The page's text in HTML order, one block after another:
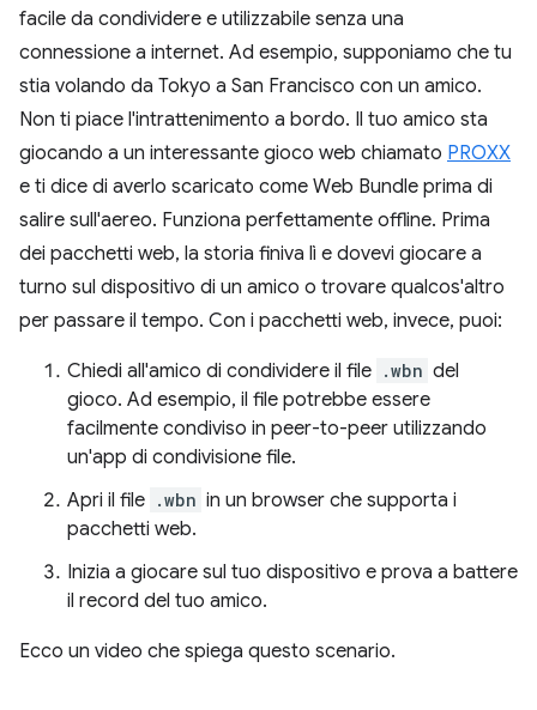
facile da condividere e utilizzabile senza una
connessione a internet. Ad esempio, supponiamo che tu
stia volando da Tokyo a San Francisco con un amico.
Non ti piace l'intrattenimento a bordo. Il tuo amico sta
giocando a un interessante gioco web chiamato PROXX
e ti dice di averlo scaricato come Web Bundle prima di
salire sull'aereo. Funziona perfettamente offline. Prima
dei pacchetti web, la storia finiva lì e dovevi giocare a
turno sul dispositivo di un amico o trovare qualcos'altro
per passare il tempo. Con i pacchetti web, invece, puoi:
Chiedi all'amico di condividere il file .wbn del
gioco. Ad esempio, il file potrebbe essere
facilmente condiviso in peer-to-peer utilizzando
un'app di condivisione file.
Apri il file .wbn in un browser che supporta i
pacchetti web.
Inizia a giocare sul tuo dispositivo e prova a battere
il record del tuo amico.
Ecco un video che spiega questo scenario.